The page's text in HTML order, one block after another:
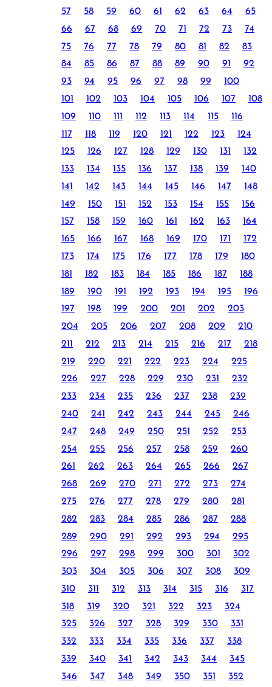
57
58 59 60 61 62 63 64
65
66
67 68 69 70 71 72 73
74
75
76 77 78 79 80 81 82
83
84
85 86 87 88 89 90 91
92
93
94 95 96 97 98 99
100
101
102 103 104 105 106 107
108
109
110 111 112 113 114 115
116
117
118 119 120 121 122 123
124
125
126 127 128 129 130 131
132
133
134 135 136 137 138 139
140
141
142 143 144 145 146 147
148
149
150 151 152 153 154 155
156
157
158 159 160 161 162 163
164
165
166 167 168 169 170 171
172
173
174 175 176 177 178 179
180
181
182 183 184 185 186 187
188
189
190 191 192 193 194 195
196
197
198 199 200 201 202
203
204
205 206 207 208 209
210
211
212 213 214 215 216 217
218
219
220 221 222 223 224
225
226
227 228 229 230 231
232
233
234 235 236 237 238
239
240
241 242 243 244 245
246
247
248 249 250 251 252
253
254
255 256 257 258 259
260
261
262 263 264 265 266
267
268
269 270 271 272 273
274
275
276 277 278 279 280
281
282
283 284 285 286 287
288
289
290 291 292 293 294
295
296
297 298 299 300 301
302
303
304 305 306 307 308
309
310
311 312 313 314 315 316
317
318
319 320 321 322 323
324
325
326 327 328 329 330
331
332
333 334 335 336 337
338
339
340 341 342 343 344
345
346
347 348 349 350 351
352